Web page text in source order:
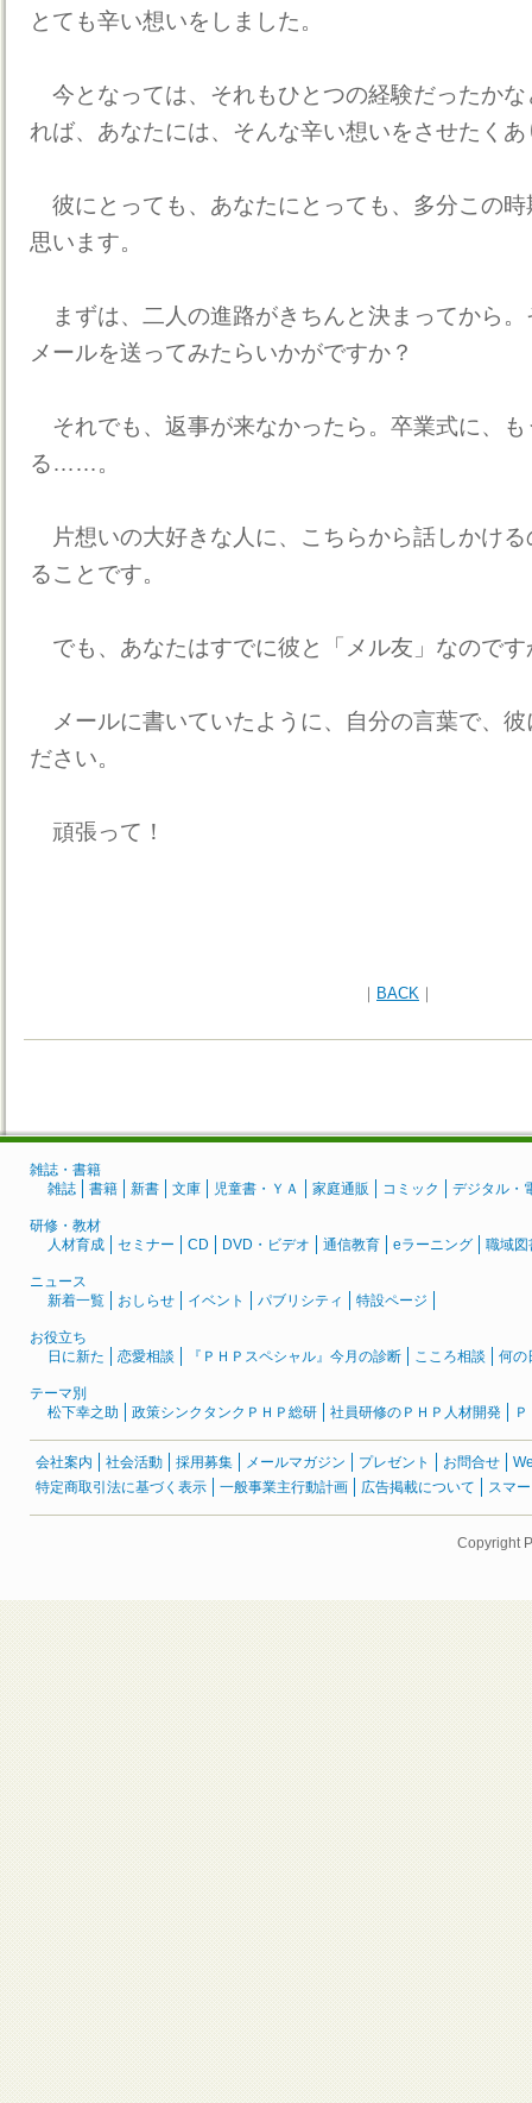
とても辛い想いをしました。
今となっては、それもひとつの経験だったか
れば、あなたには、そんな辛い想いをさせたく
彼にとっても、あなたにとっても、多分この
思います。
まずは、二人の進路がきちんと決まってから
メールを送ってみたらいかがですか？
それでも、返事が来なかったら。卒業式に、も
る……。
片想いの大好きな人に、こちらから話しかけ
ることです。
でも、あなたはすでに彼と「メル友」なのです
メールに書いていたように、自分の言葉で、
ださい。
頑張って！
｜ BACK ｜
雑誌・書籍
雑誌
書籍 新書 文庫 児童書・ＹＡ 家庭通販 コミック デジタル・
研修・教材
人材育成
セミナー CD DVD・ビデオ 通信教育 eラーニング 職域図
ニュース
新着一覧
おしらせ イベント パブリシティ 特設ページ
お役立ち
日に新た
恋愛相談 『ＰＨＰスペシャル』今月の診断 こころ相談 何の
テーマ別
松下幸之助
政策シンクタンクＰＨＰ総研 社員研修のＰＨＰ人材開発
会社案内 社会活動 採用募集 メールマガジン プレゼント お問合せ
特定商取引法に基づく表示
一般事業主行動計画 広告掲載について スマ
Copyright